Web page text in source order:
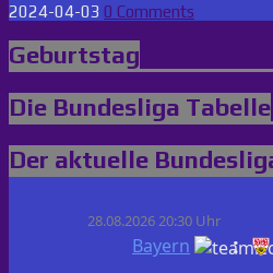
2024-04-03 0 Comments
Geburtstag
Die Bundesliga Tabelle
Der aktuelle
28.08.2026 20:30 Uhr
Bayern :